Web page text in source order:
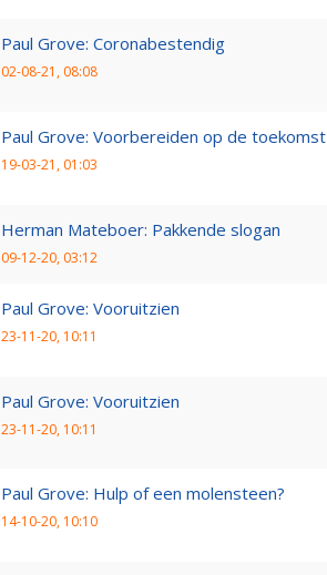
Paul Grove: Coronabestendig
02-08-21, 08:08
Paul Grove: Voorbereiden op de toekomst
19-03-21, 01:03
Herman Mateboer: Pakkende slogan
09-12-20, 03:12
Paul Grove: Vooruitzien
23-11-20, 10:11
Paul Grove: Vooruitzien
23-11-20, 10:11
Paul Grove: Hulp of een molensteen?
14-10-20, 10:10